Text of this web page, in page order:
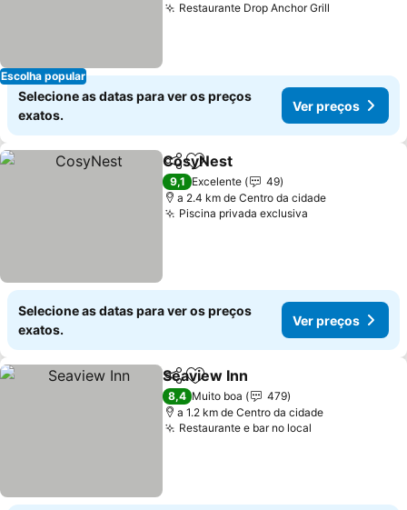
Escolha popular
Restaurante Drop Anchor Grill
Selecione as datas para ver os preços
exatos.
Ver preços
PartilharAdicionar aos favoritos
CosyNest
9,1 Excelente
49
a 2.4 km de Centro da cidade
Piscina privada exclusiva
Selecione as datas para ver os preços
exatos.
Ver preços
PartilharAdicionar aos favoritos
Seaview Inn
8,4 Muito boa
479
a 1.2 km de Centro da cidade
Restaurante e bar no local